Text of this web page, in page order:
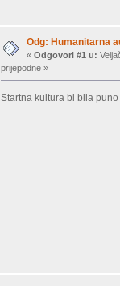
Odg: Humanitarna
« Odgovori #1 u:
prijepodne »
Startna kultura bi bila